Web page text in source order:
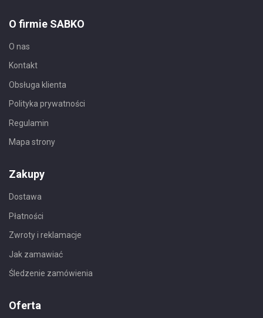
O firmie SABKO
O nas
Kontakt
Obsługa klienta
Polityka prywatności
Regulamin
Mapa strony
Zakupy
Dostawa
Płatności
Zwroty i reklamacje
Jak zamawiać
Śledzenie zamówienia
Oferta